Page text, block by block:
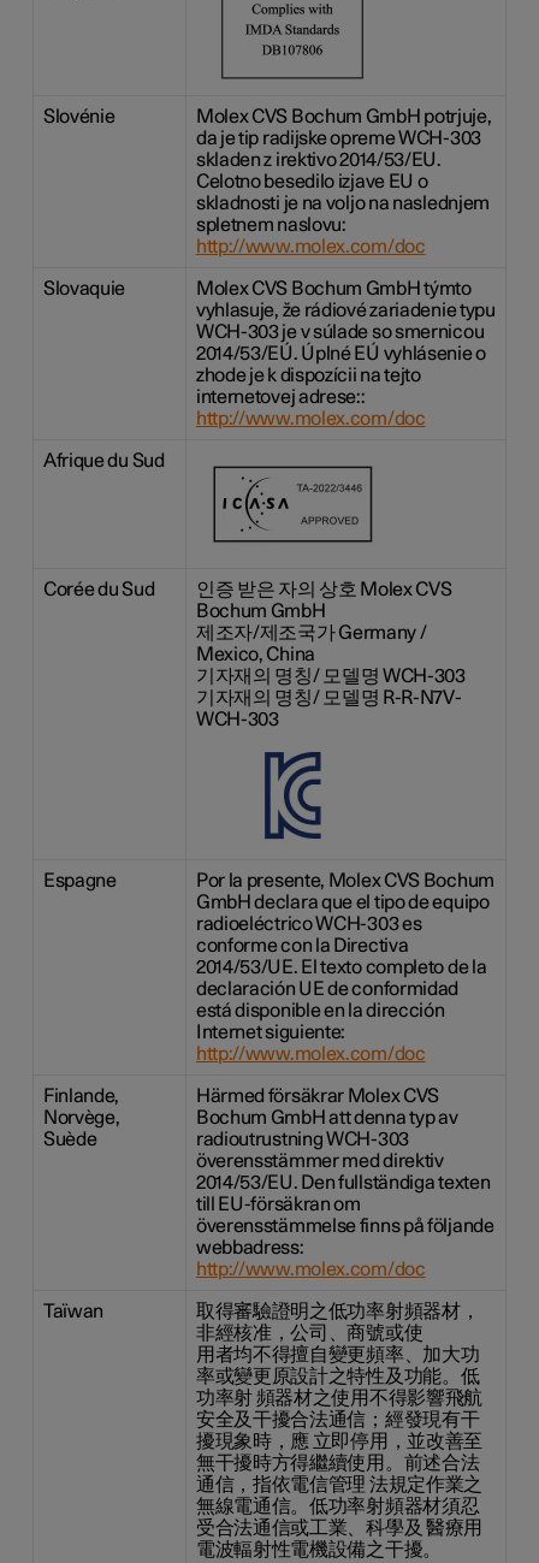
Slovénie
Molex CVS Bochum GmbH potrjuje,
da je tip radijske opreme WCH-303
skladen z irektivo 2014/53/EU.
Celotno besedilo izjave EU o
skladnosti je na voljo na naslednjem
spletnem naslovu:
http://www.molex.com/doc
Slovaquie
Molex CVS Bochum GmbH týmto
vyhlasuje, že rádiové zariadenie typu
WCH-303 je v súlade so smernicou
2014/53/EÚ. Úplné EÚ vyhlásenie o
zhode je k dispozícii na tejto
internetovej adrese::
http://www.molex.com/doc
Afrique du Sud
Corée du Sud
인증 받은 자의 상호 Molex CVS
Bochum GmbH
제조자/제조국가 Germany /
Mexico, China
기자재의 명칭/ 모델명 WCH-303
기자재의 명칭/ 모델명 R-R-N7V-
WCH-303
Espagne
Por la presente, Molex CVS Bochum
GmbH declara que el tipo de equipo
radioeléctrico WCH-303 es
conforme con la Directiva
2014/53/UE. El texto completo de la
declaración UE de conformidad
está disponible en la dirección
Internet siguiente:
http://www.molex.com/doc
Finlande,
Norvège,
Suède
Härmed försäkrar Molex CVS
Bochum GmbH att denna typ av
radioutrustning WCH-303
överensstämmer med direktiv
2014/53/EU. Den fullständiga texten
till EU-försäkran om
överensstämmelse finns på följande
webbadress:
http://www.molex.com/doc
Taïwan
取得審驗證明之低功率射頻器材，
非經核准，公司、商號或使
用者均不得擅自變更頻率、加大功
率或變更原設計之特性及功能。低
功率射 頻器材之使用不得影響飛航
安全及干擾合法通信；經發現有干
擾現象時，應 立即停用，並改善至
無干擾時方得繼續使用。前述合法
通信，指依電信管理 法規定作業之
無線電通信。低功率射頻器材須忍
受合法通信或工業、科學及 醫療用
電波輻射性電機設備之干擾。